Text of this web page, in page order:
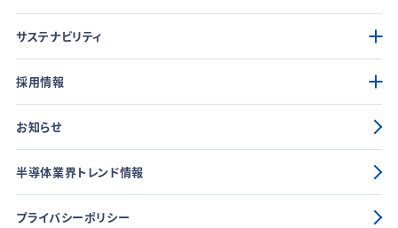
サステナビリティ
採用情報
お知らせ
半導体業界トレンド情報
プライバシーポリシー